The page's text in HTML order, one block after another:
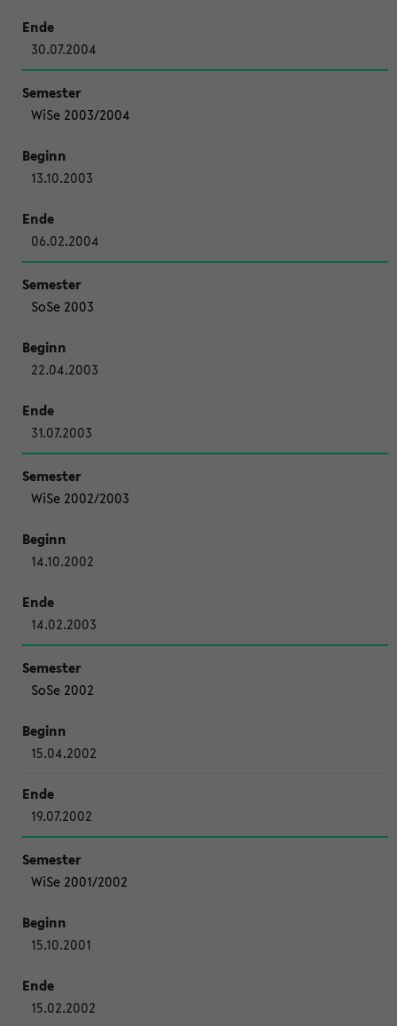
30.07.2004
WiSe 2003/2004
13.10.2003
06.02.2004
SoSe 2003
22.04.2003
31.07.2003
WiSe 2002/2003
14.10.2002
14.02.2003
SoSe 2002
15.04.2002
19.07.2002
WiSe 2001/2002
15.10.2001
15.02.2002